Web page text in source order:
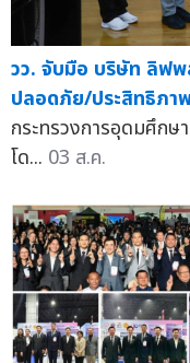
วว. จับมือ บริษัท ลิฟ
ปลอดภัย/ประสิทธิภ
กระทรวงการอุดมศึกษ
โด... 03 ส.ค.